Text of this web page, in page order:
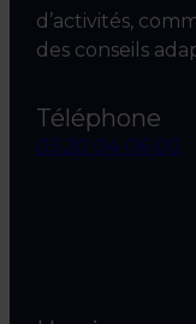
d’activités,
des conseils
Téléphone
03 20 04 06 00